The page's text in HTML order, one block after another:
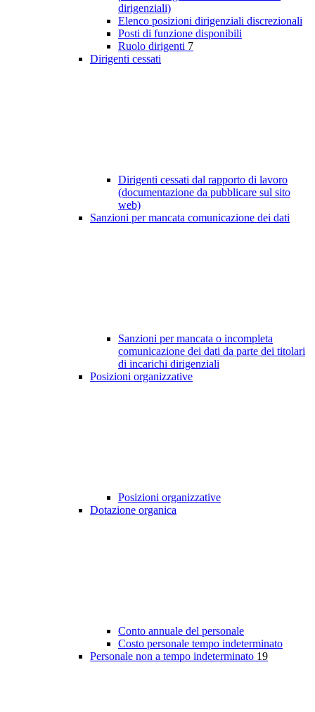
dirigenziali)
Elenco posizioni dirigenziali discrezionali
Posti di funzione disponibili
Ruolo dirigenti 7
Dirigenti cessati
Dirigenti cessati dal rapporto di lavoro
(documentazione da pubblicare sul sito
web)
Sanzioni per mancata comunicazione dei dati
Sanzioni per mancata o incompleta
comunicazione dei dati da parte dei titolari
di incarichi dirigenziali
Posizioni organizzative
Posizioni organizzative
Dotazione organica
Conto annuale del personale
Costo personale tempo indeterminato
Personale non a tempo indeterminato 19